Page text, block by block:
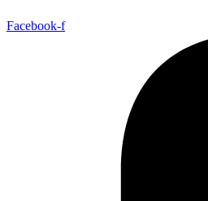
Facebook-f